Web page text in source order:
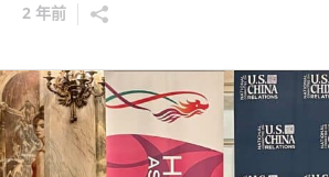
2 年前